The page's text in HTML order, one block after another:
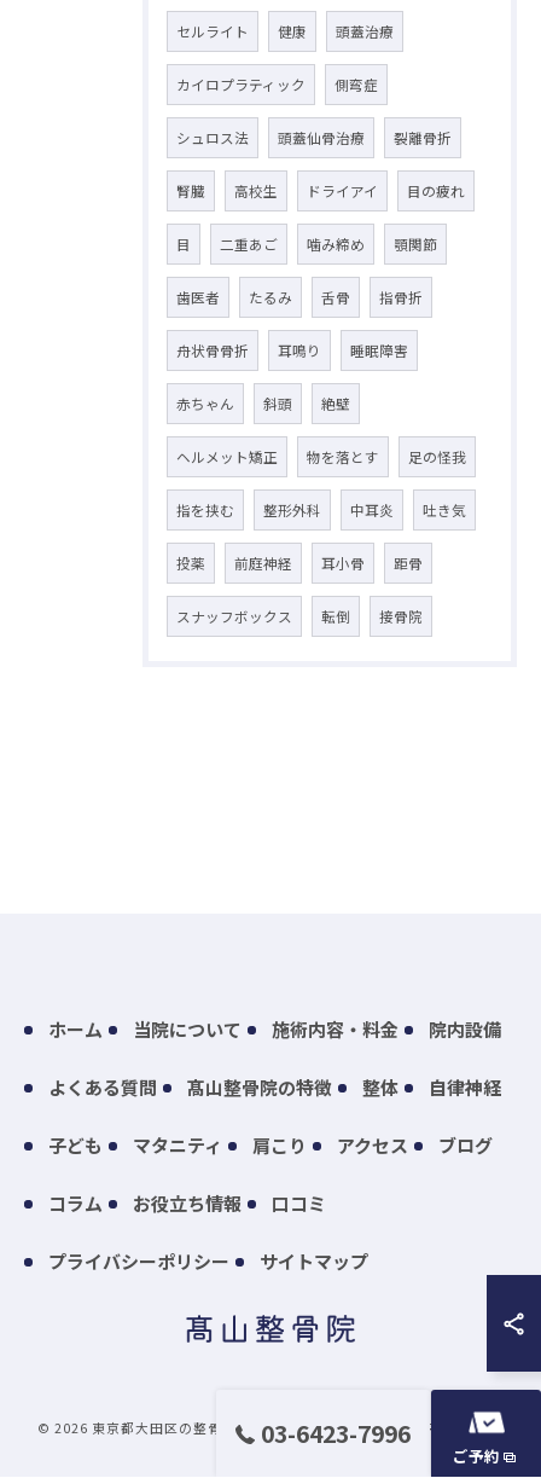
セルライト 健康 頭蓋治療
カイロプラティック 側弯症
シュロス法 頭蓋仙骨治療 裂離骨折
腎臓 高校生 ドライアイ 目の疲れ
目 二重あご 噛み締め 顎関節
歯医者 たるみ 舌骨 指骨折
舟状骨骨折 耳鳴り 睡眠障害
赤ちゃん 斜頭 絶壁
ヘルメット矯正 物を落とす 足の怪我
指を挟む 整形外科 中耳炎 吐き気
投薬 前庭神経 耳小骨 距骨
スナッフボックス 転倒 接骨院
03-6423-7996
ご予約
ホーム 当院について 施術内容・料金 院内設備
よくある質問 髙山整骨院の特徴 整体 自律神経
子ども マタニティ 肩こり アクセス ブログ
コラム お役立ち情報 口コミ
プライバシーポリシー サイトマップ
© 2026 東京都大田区の整骨院なら髙山整骨院 ALL RIGHTS RESERVED.